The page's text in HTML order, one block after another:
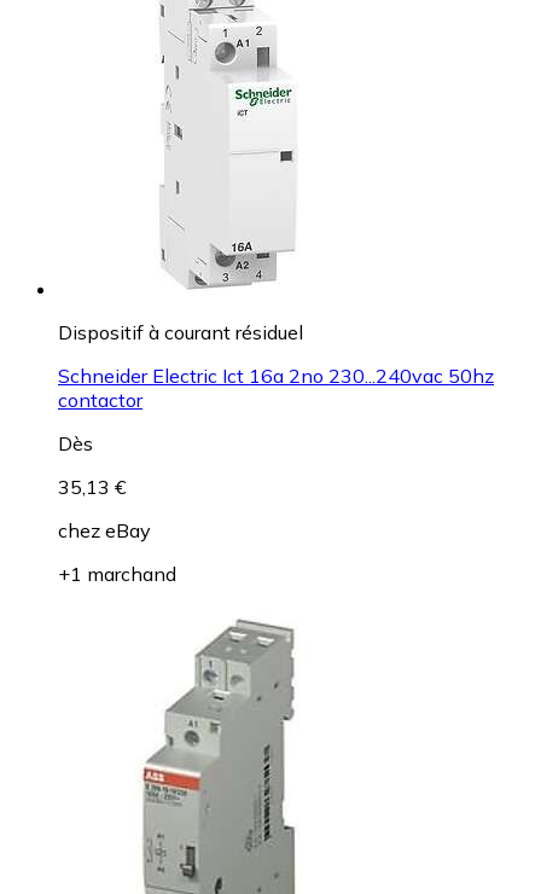
Dispositif à courant résiduel
Schneider Electric Ict 16a 2no 230...240vac 50hz
contactor
Dès
35,13 €
chez eBay
+1 marchand